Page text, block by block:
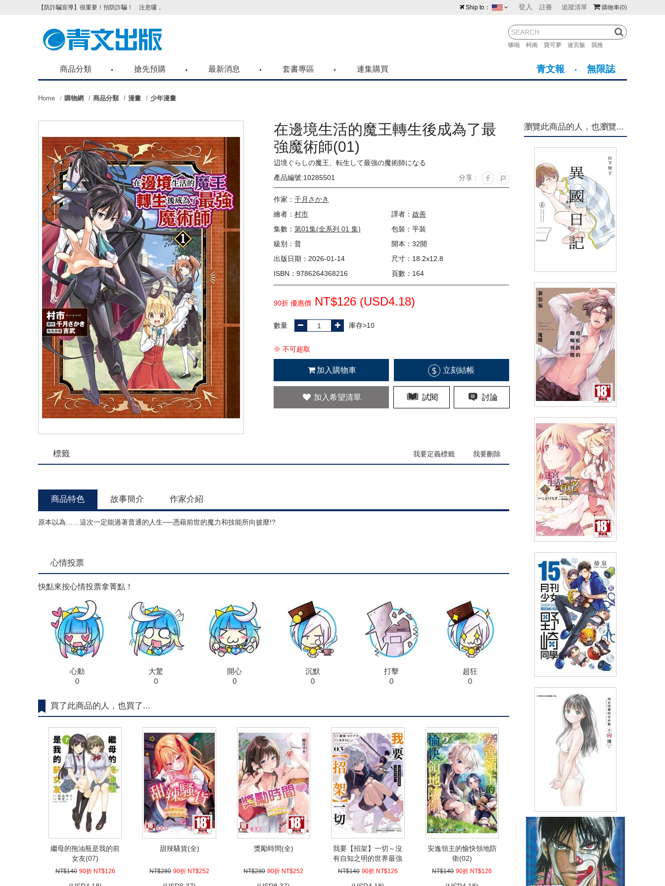
購物車(0)
登入 註冊 追蹤清單
哆啦 柯南 寶可夢 迷宮飯 我推
Ship to：
紐西蘭 馬來西亞
澳門 菲律賓
【防詐騙宣導】很重要！預防詐騙！ 注意囉，不要被騙了！請各位喜歡青文購物網的朋友們，提高警覺！
商品分類 搶先預購 最新消息 套書專區 連集購買 青文報 無限誌
Home 購物網 商品分類 漫畫 少年漫畫
在邊境生活的魔王轉生後成為了最
強魔術師(01)
辺境ぐらしの魔王、転生して最強の魔術師になる
產品編號:10285501
分享 :
作家： 千月さかき
繪者： 村市 譯者： 啟善
集數： 第01集(全系列 01 集)
包裝：平裝
級別：普
開本：32開
出版日期：2026-01-14
尺寸：18.2x12.8
ISBN：9786264368216
頁數：164
90折 優惠價 NT$126 (USD4.18)
數量 庫存>10
※ 不可超取
加入購物車 $ 立刻結帳
加入希望清單 試閱 討論
標籤 我要定義標籤 我要刪除
商品特色 故事簡介 作家介紹
原本以為……這次一定能過著普通的人生──憑藉前世的魔力和技能所向披靡!?
心情投票
快點來按心情投票拿菁點！
心動
0
大驚
0
開心
0
沉默
0
打擊
0
超狂
0
買了此商品的人，也買了...
繼母的拖油瓶是我的前
女友(07)
NT$140 90折 NT$126
甜辣騷貨(全)
NT$280 90折 NT$252
獎勵時間(全)
NT$280 90折 NT$252
我要【招架】一切～沒
有自知之明的世界最強
只想當個冒險家～(03)
NT$140 90折 NT$126
安逸領主的愉快領地防
衛(02)
NT$140 90折 NT$126
瀏覽此商品的人，也瀏覽...
異國日記(06)
NT$140 90折 NT$126 (USD4.18)
NT$180 90折 NT$162 (USD5.38)
COMIC(03)
NT$140 90折 NT$126 (USD4.18)
90折 NT$126 (USD4.18)
明日同學的水手服(03)
NT$140 90折 NT$126 (USD4.18)